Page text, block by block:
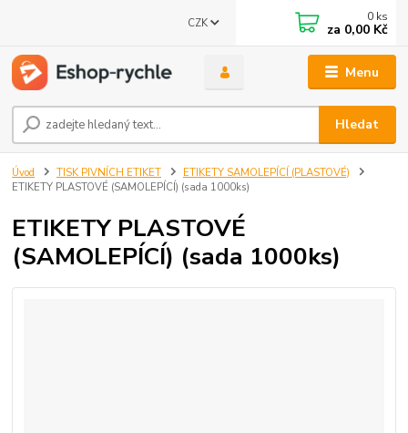
Menu
CZK
Hledat
0 ks
za 0,00 Kč
Úvod TISK PIVNÍCH ETIKET
ETIKETY SAMOLEPÍCÍ (PLASTOVÉ)
ETIKETY PLASTOVÉ (SAMOLEPÍCÍ) (sada 1000ks)
ETIKETY PLASTOVÉ
(SAMOLEPÍCÍ) (sada 1000ks)